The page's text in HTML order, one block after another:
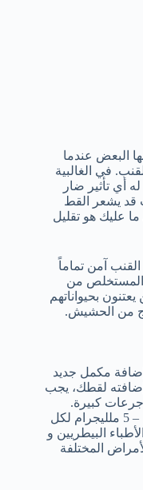
البعض عندما
في الغالبية
أي تأثير ضار
قد يشعر القط
عليك هو تقليل
آمن تماماً
المستخلص من
بحيواناتهم
من الحشيش.
مكمل جديد
لقطك، يجب
كبيرة.
يقترح خبراء الطب البيطري لجرعة أولية 1 – 5 ملليجرام لكل
البيطريين و
المختلفة